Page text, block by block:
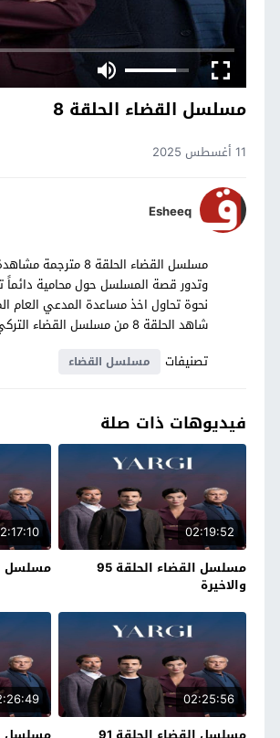
مسلسل القضاء الحلقة 8
11 أغسطس 2025
Esheeq
وتدور قصة المسلسل حول محامية دائماً
نحوة تحاول اخذ مساعدة المدعي العام
شاهد الحلقة 8 من مسلسل القضاء التركي بالترجمة العربية حصرياً على موقع قصة عشق.
تصنيفات
مسلسل القضاء
فيديوهات ذات صلة
02:19:52
مسلسل القضاء الحلقة 95
والاخيرة
مسلسل
02:25:56